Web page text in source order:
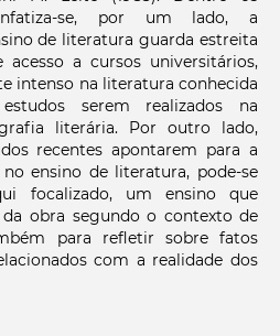
se, por um lado, a
de literatura guarda estreita
acesso a cursos universitários,
intenso na literatura conhecida
serem realizados na
literária. Por outro lado,
recentes apontarem para a
ensino de literatura, pode-se
focalizado, um ensino que
obra segundo o contexto de
para refletir sobre fatos
com a realidade dos